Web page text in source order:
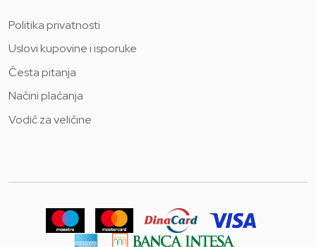
Politika privatnosti
Uslovi kupovine i isporuke
Česta pitanja
Načini plaćanja
Vodič za veličine